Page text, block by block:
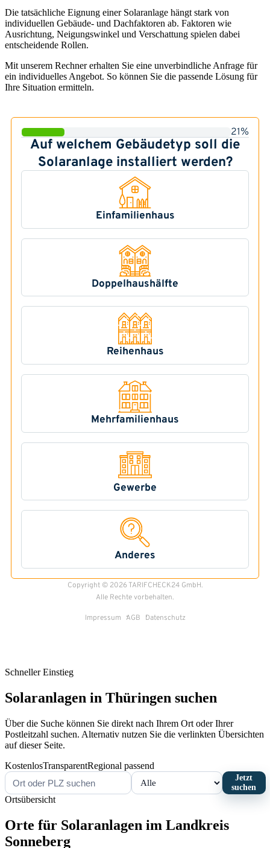
Die tatsächliche Eignung einer Solaranlage hängt stark von
individuellen Gebäude- und Dachfaktoren ab. Faktoren wie
Ausrichtung, Neigungswinkel und Verschattung spielen dabei
entscheidende Rollen.
Mit unserem Rechner erhalten Sie eine unverbindliche Anfrage für
ein individuelles Angebot. So können Sie die passende Lösung für
Ihre Situation ermitteln.
Schneller Einstieg
Solaranlagen in Thüringen suchen
Über die Suche können Sie direkt nach Ihrem Ort oder Ihrer
Postleitzahl suchen. Alternativ nutzen Sie die verlinkten Übersichten
auf dieser Seite.
KostenlosTransparentRegional passend
Jetzt
suchen
Ortsübersicht
Orte für Solaranlagen im Landkreis
Sonneberg